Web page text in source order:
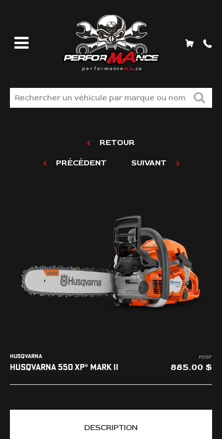
LIQUIDATION
L'ENTREPRISE
NOUS JOINDRE
RETOUR
PRÉCÉDENT SUIVANT
HUSQVARNA
HUSQVARNA 550 XP® MARK II
PDSF
885.00
DESCRIPTION